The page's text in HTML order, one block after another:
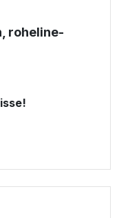
roheline-